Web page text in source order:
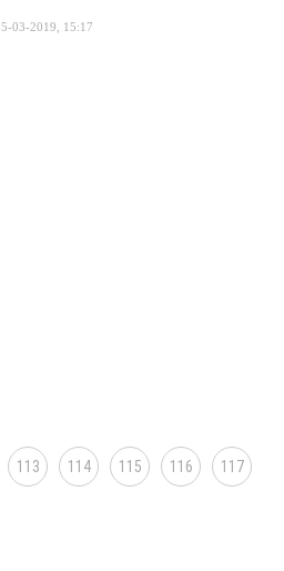
5-03-2019, 15:17
113 114 115 116 117